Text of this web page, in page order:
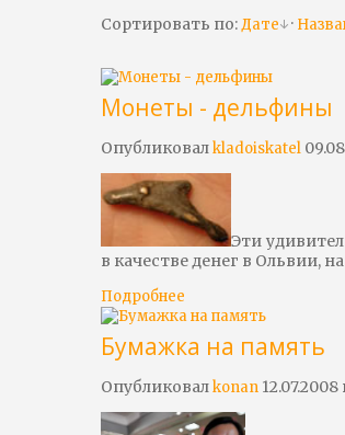
Сортировать по:Дате ·
Монеты - дельфины
Опубликовалkladoiskatel
Эти
в качестве денег в Ольвии,
Подробнее
Бумажка на память
Опубликовалkonan 12.07.2008